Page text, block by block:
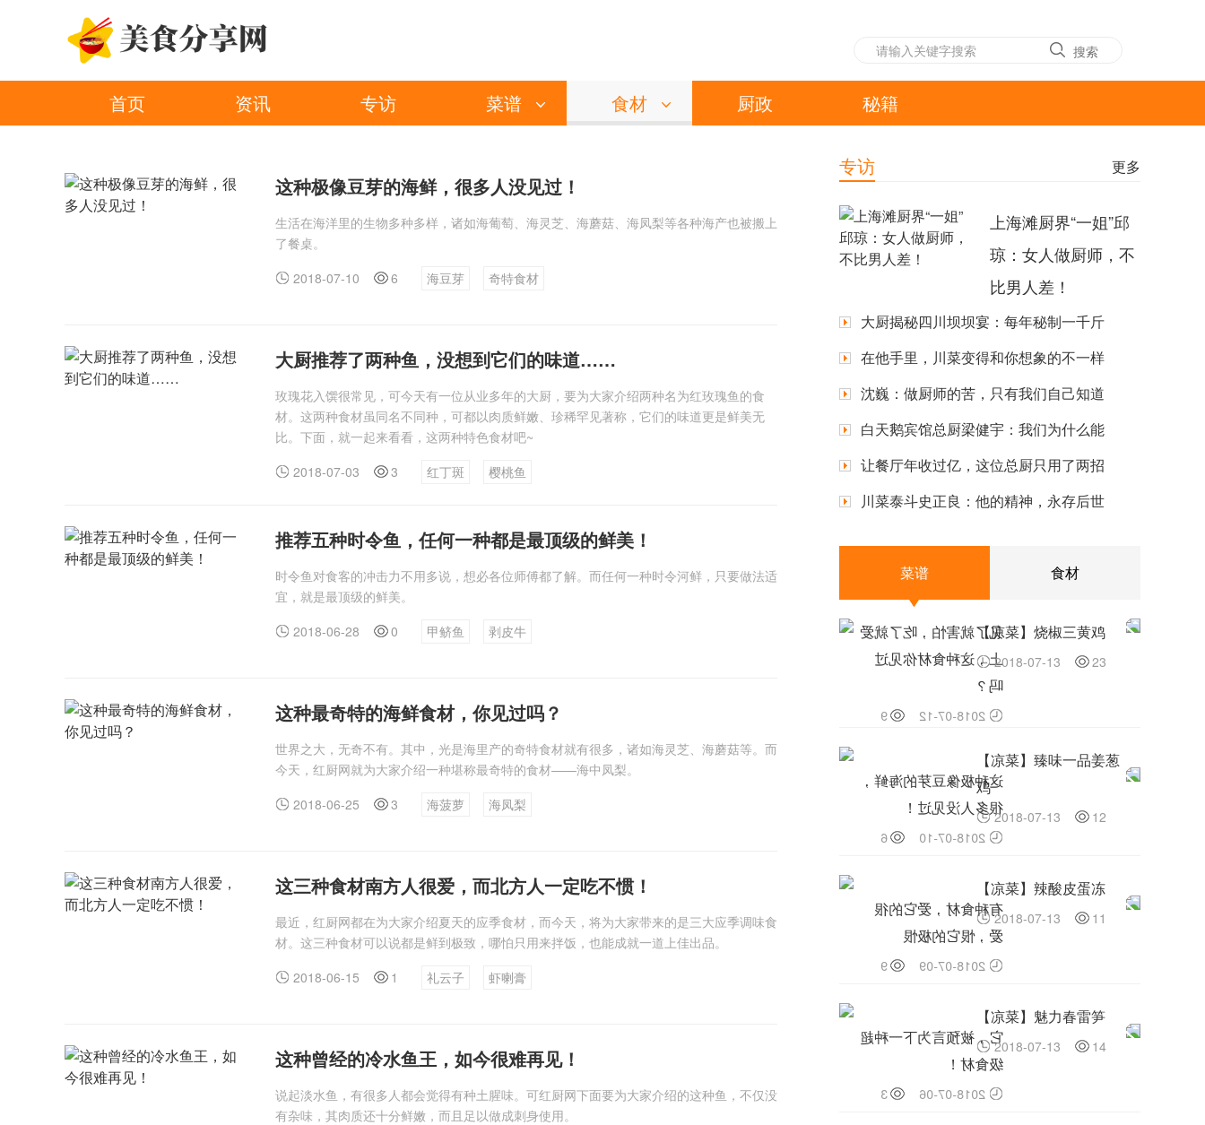
搜索
首页 资讯 专访 菜谱 食材 厨政 秘籍
这种极像豆芽的海鲜，很多人没见过！
生活在海洋里的生物多种多样，诸如海葡萄、海灵芝、海蘑菇、海凤梨等各种海产也被搬上
了餐桌。
2018-07-10
6 海豆芽 奇特食材
大厨推荐了两种鱼，没想到它们的味道……
玫瑰花入馔很常见，可今天有一位从业多年的大厨，要为大家介绍两种名为红玫瑰鱼的食
材。这两种食材虽同名不同种，可都以肉质鲜嫩、珍稀罕见著称，它们的味道更是鲜美无
比。下面，就一起来看看，这两种特色食材吧~
2018-07-03
3 红丁斑 樱桃鱼
推荐五种时令鱼，任何一种都是最顶级的鲜美！
时令鱼对食客的冲击力不用多说，想必各位师傅都了解。而任何一种时令河鲜，只要做法适
宜，就是最顶级的鲜美。
2018-06-28
0 甲鲚鱼 剥皮牛
这种最奇特的海鲜食材，你见过吗？
世界之大，无奇不有。其中，光是海里产的奇特食材就有很多，诸如海灵芝、海蘑菇等。而
今天，红厨网就为大家介绍一种堪称最奇特的食材——海中凤梨。
2018-06-25
3 海菠萝 海凤梨
这三种食材南方人很爱，而北方人一定吃不惯！
最近，红厨网都在为大家介绍夏天的应季食材，而今天，将为大家带来的是三大应季调味食
材。这三种食材可以说都是鲜到极致，哪怕只用来拌饭，也能成就一道上佳出品。
2018-06-15
1 礼云子 虾喇膏
这种曾经的冷水鱼王，如今很难再见！
说起淡水鱼，有很多人都会觉得有种土腥味。可红厨网下面要为大家介绍的这种鱼，不仅没
有杂味，其肉质还十分鲜嫩，而且足以做成刺身使用。
更多
专访
上海滩厨界“一姐”邱
琼：女人做厨师，不
比男人差！
大厨揭秘四川坝坝宴：每年秘制一千斤
在他手里，川菜变得和你想象的不一样
沈巍：做厨师的苦，只有我们自己知道
白天鹅宾馆总厨梁健宇：我们为什么能
让餐厅年收过亿，这位总厨只用了两招
川菜泰斗史正良：他的精神，永存后世
菜谱 食材
【凉菜】烧椒三黄鸡
2018-07-13 23
【凉菜】臻味一品姜葱
鸡
2018-07-13 12
【凉菜】辣酸皮蛋冻
2018-07-13 11
【凉菜】魅力春雷笋
2018-07-13 14
见了就害怕，吃了就爱
上，这种食材你见过
吗？
2018-07-12
9
这种极像豆芽的海鲜，
很多人没见过！
2018-07-10
6
有种食材，爱它的很
爱，恨它的极恨
2018-07-09
9
它，被预言为下一种超
级食材！
2018-07-06
3